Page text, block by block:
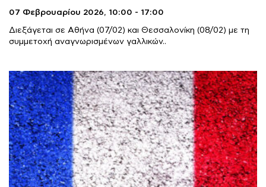
07 Φεβρουαρίου 2026, 10:00 - 17:00
Διεξάγεται σε Αθήνα (07/02) και Θεσσαλονίκη (08/02) με τη
συμμετοχή αναγνωρισμένων γαλλικών..